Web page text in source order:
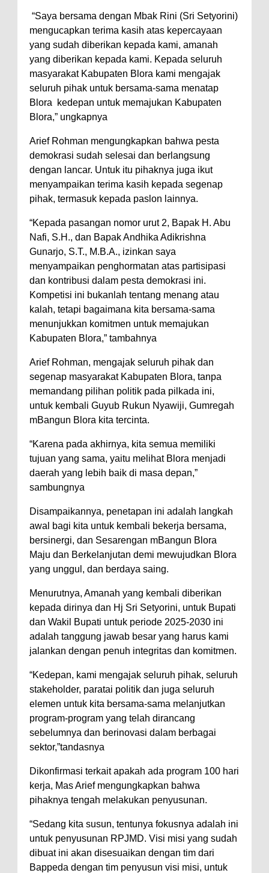
“Saya bersama dengan Mbak Rini (Sri Setyorini)
mengucapkan terima kasih atas kepercayaan
yang sudah diberikan kepada kami, amanah
yang diberikan kepada kami. Kepada seluruh
masyarakat Kabupaten Blora kami mengajak
seluruh pihak untuk bersama-sama menatap
Blora kedepan untuk memajukan Kabupaten
Blora,” ungkapnya
Arief Rohman mengungkapkan bahwa pesta
demokrasi sudah selesai dan berlangsung
dengan lancar. Untuk itu pihaknya juga ikut
menyampaikan terima kasih kepada segenap
pihak, termasuk kepada paslon lainnya.
“Kepada pasangan nomor urut 2, Bapak H. Abu
Nafi, S.H., dan Bapak Andhika Adikrishna
Gunarjo, S.T., M.B.A., izinkan saya
menyampaikan penghormatan atas partisipasi
dan kontribusi dalam pesta demokrasi ini.
Kompetisi ini bukanlah tentang menang atau
kalah, tetapi bagaimana kita bersama-sama
menunjukkan komitmen untuk memajukan
Kabupaten Blora,” tambahnya
Arief Rohman, mengajak seluruh pihak dan
segenap masyarakat Kabupaten Blora, tanpa
memandang pilihan politik pada pilkada ini,
untuk kembali Guyub Rukun Nyawiji, Gumregah
mBangun Blora kita tercinta.
“Karena pada akhirnya, kita semua memiliki
tujuan yang sama, yaitu melihat Blora menjadi
daerah yang lebih baik di masa depan,”
sambungnya
Disampaikannya, penetapan ini adalah langkah
awal bagi kita untuk kembali bekerja bersama,
bersinergi, dan Sesarengan mBangun Blora
Maju dan Berkelanjutan demi mewujudkan Blora
yang unggul, dan berdaya saing.
Menurutnya, Amanah yang kembali diberikan
kepada dirinya dan Hj Sri Setyorini, untuk Bupati
dan Wakil Bupati untuk periode 2025-2030 ini
adalah tanggung jawab besar yang harus kami
jalankan dengan penuh integritas dan komitmen.
“Kedepan, kami mengajak seluruh pihak, seluruh
stakeholder, paratai politik dan juga seluruh
elemen untuk kita bersama-sama melanjutkan
program-program yang telah dirancang
sebelumnya dan berinovasi dalam berbagai
sektor,”tandasnya
Dikonfirmasi terkait apakah ada program 100 hari
kerja, Mas Arief mengungkapkan bahwa
pihaknya tengah melakukan penyusunan.
“Sedang kita susun, tentunya fokusnya adalah ini
untuk penyusunan RPJMD. Visi misi yang sudah
dibuat ini akan disesuaikan dengan tim dari
Bappeda dengan tim penyusun visi misi, untuk